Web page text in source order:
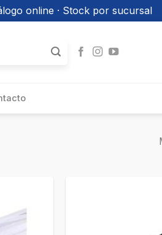
online · Stock por sucursal